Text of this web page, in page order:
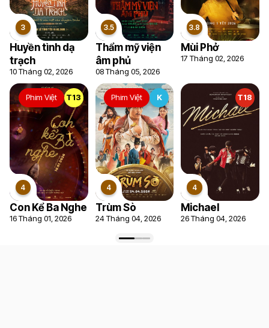
Huyền tình dạ
trạch
10 Tháng 02, 2026
Thẩm mỹ viện
âm phủ
08 Tháng 05, 2026
Mùi Phở
17 Tháng 02, 2026
Phim Việt T13
Con Kể Ba Nghe
16 Tháng 01, 2026
Phim Việt K
Trùm Sò
24 Tháng 04, 2026
T18
Michael
26 Tháng 04, 2026